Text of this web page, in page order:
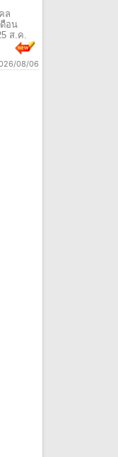
ล
ดือน
ส.ค.
08/06